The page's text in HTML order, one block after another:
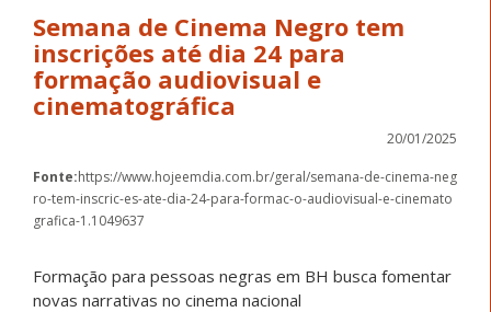
Semana de Cinema Negro tem
inscrições até dia 24 para
formação audiovisual e
cinematográfica
20/01/2025
Fonte:https://www.hojeemdia.com.br/geral/semana-de-cinema-neg
ro-tem-inscric-es-ate-dia-24-para-formac-o-audiovisual-e-cinemato
grafica-1.1049637
Formação para pessoas negras em BH busca fomentar
novas narrativas no cinema nacional